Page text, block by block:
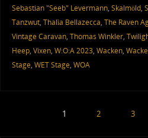
Sebastian "Seeb" Levermann, Skalmöld,
Tanzwut, Thalìa Bellazecca, The Raven
Vintage Caravan, Thomas Winkler,
Heep, Vixen, W:O:A 2023, Wacken,
Stage, WET Stage, WOA
1 2 3